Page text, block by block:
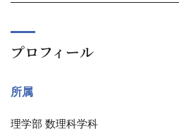
プロフィール
所属
理学部 数理科学科